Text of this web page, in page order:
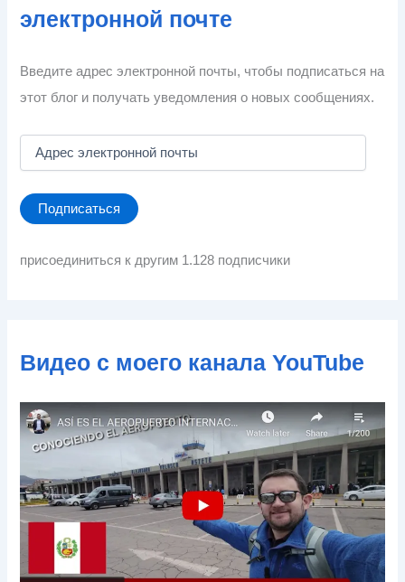
электронной почте
Введите адрес электронной почты, чтобы подписаться на
этот блог и получать уведомления о новых сообщениях.
А
е
с
е
н
й
п
т
ы
Подписаться
присоединиться к другим 1.128 подписчики
Видео с моего канала YouTube